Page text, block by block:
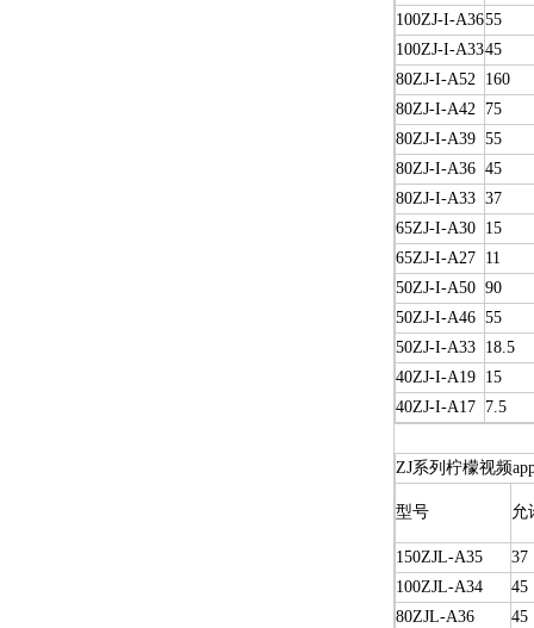
100ZJ-I-A3655
100ZJ-I-A3345
80ZJ-I-A52 160
80ZJ-I-A42 75
80ZJ-I-A39 55
80ZJ-I-A36 45
80ZJ-I-A33 37
65ZJ-I-A30 15
65ZJ-I-A27 11
50ZJ-I-A50 90
50ZJ-I-A46 55
50ZJ-I-A33 18.5
40ZJ-I-A19 15
40ZJ-I-A17 7.5
ZJ系列柠檬视频
型号 允
150ZJL-A35
37
100ZJL-A34
45
80ZJL-A36
45